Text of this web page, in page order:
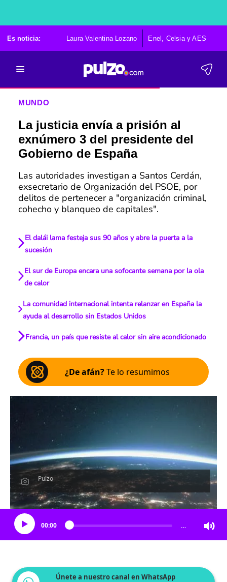
Es noticia: Laura Valentina Lozano Enel, Celsia y AES
MUNDO
La justicia envía a prisión al
exnúmero 3 del presidente del
Gobierno de España
Las autoridades investigan a Santos Cerdán,
exsecretario de Organización del PSOE, por
delitos de pertenecer a "organización criminal,
cohecho y blanqueo de capitales".
El dalái lama festeja sus 90 años y abre la puerta a la
sucesión
El sur de Europa encara una sofocante semana por la ola
de calor
La comunidad internacional intenta relanzar en España la
ayuda al desarrollo sin Estados Unidos
Francia, un país que resiste al calor sin aire acondicionado
¿De afán?Te lo resumimos
Pulzo
Escucha el artículo
00:00 …
Únete a nuestro canal en WhatsApp